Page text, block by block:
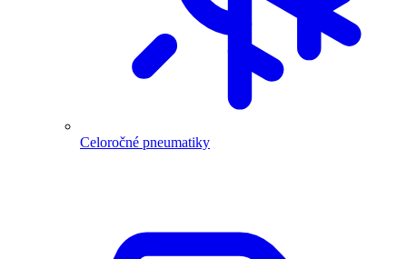
Celoročné pneumatiky